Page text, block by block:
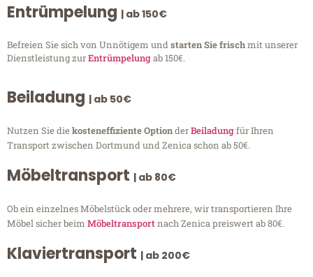
Entrümpelung | ab 150€
Befreien Sie sich von Unnötigem undstarten Sie frischmit unserer
Dienstleistung zurEntrümpelungab 150€.
Beiladung | ab 50€
Nutzen Sie diekosteneffiziente OptionderBeiladungfür Ihren
Transport zwischen Dortmund und Zenica schon ab 50€.
Möbeltransport | ab 80€
Ob ein einzelnes Möbelstück oder mehrere, wir transportieren Ihre
Möbel sicher beim Möbeltransportnach Zenica preiswert ab 80€.
Klaviertransport | ab 200€